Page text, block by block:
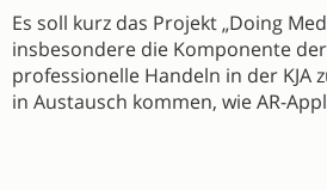
Es soll kurz das Projekt „Doing
insbesondere die Komponente
professionelle Handeln in der KJA
in Austausch kommen, wie AR-